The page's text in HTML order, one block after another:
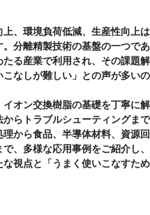
、環境負荷低減、生産性向上
分離精製技術の基盤の一つで
る産業で利用され、その課題
なしが難しい」との声が多い
オン交換樹脂の基礎を丁寧に
からトラブルシューティングま
理から食品、半導体材料、資源
、多様な応用事例をご紹介し
視点と「うまく使いこなすた